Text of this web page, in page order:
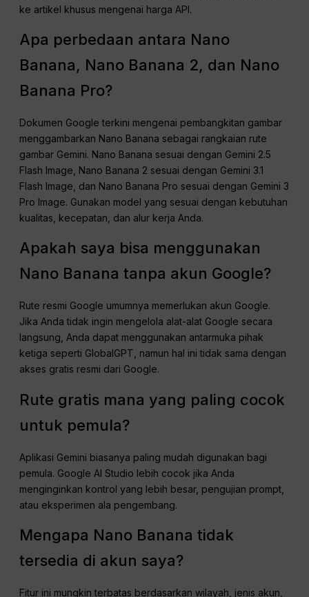
ke artikel khusus mengenai harga API.
Apa perbedaan antara Nano
Banana, Nano Banana 2, dan Nano
Banana Pro?
Dokumen Google terkini mengenai pembangkitan gambar
menggambarkan Nano Banana sebagai rangkaian rute
gambar Gemini. Nano Banana sesuai dengan Gemini 2.5
Flash Image, Nano Banana 2 sesuai dengan Gemini 3.1
Flash Image, dan Nano Banana Pro sesuai dengan Gemini 3
Pro Image. Gunakan model yang sesuai dengan kebutuhan
kualitas, kecepatan, dan alur kerja Anda.
Apakah saya bisa menggunakan
Nano Banana tanpa akun Google?
Rute resmi Google umumnya memerlukan akun Google.
Jika Anda tidak ingin mengelola alat-alat Google secara
langsung, Anda dapat menggunakan antarmuka pihak
ketiga seperti GlobalGPT, namun hal ini tidak sama dengan
akses gratis resmi dari Google.
Rute gratis mana yang paling cocok
untuk pemula?
Aplikasi Gemini biasanya paling mudah digunakan bagi
pemula. Google AI Studio lebih cocok jika Anda
menginginkan kontrol yang lebih besar, pengujian prompt,
atau eksperimen ala pengembang.
Mengapa Nano Banana tidak
tersedia di akun saya?
Fitur ini mungkin terbatas berdasarkan wilayah, jenis akun,